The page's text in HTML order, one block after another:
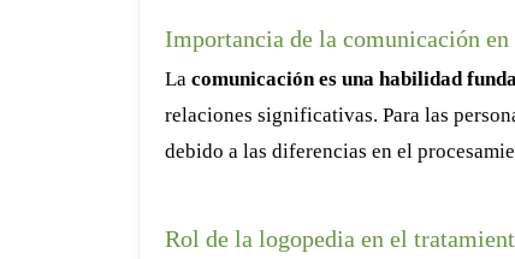
Importancia de la comunicación
La comunicación es una habilidad
relaciones significativas. Para las
debido a las diferencias en el
Rol de la logopedia en el